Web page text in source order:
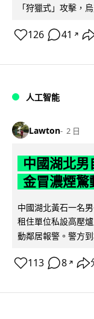
「狩獵式」攻擊，
126 41 ↗
人工智能
Lawton 2 日
中國湖北男
金冒濃煙驚
中國湖北黃石一名
租住單位私設高壓
動鄰居報警。警方
113 8 ↗